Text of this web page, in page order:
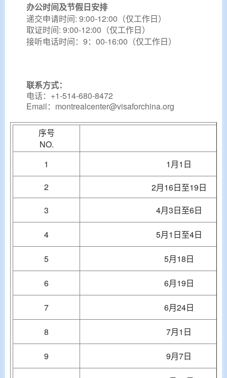
办公时间及节假日安排
递交申请时间: 9:00-12:00 （仅工作日）
取证时间: 9:00-12:00 （仅工作日）
接听电话时间：9：00-16:00（仅工作日）
联系方式：
电话：+1-514-680-8472
Email：montrealcenter@visaforchina.org
序号
NO.
1
1月1 日
2
2月16日至19日
3
4月3日至6日
4 5月1 日至4日
5 5月18日
6 6月19日
7 6月24日
8 7月1 日
9 9月7日